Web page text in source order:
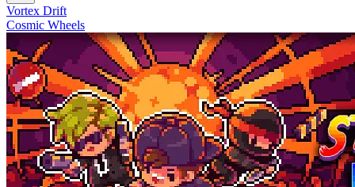
Vortex Drift
Cosmic Wheels